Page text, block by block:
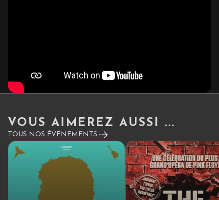
VOUS AIMEREZ AUSSI ...
TOUS NOS ÉVÉNEMENTS